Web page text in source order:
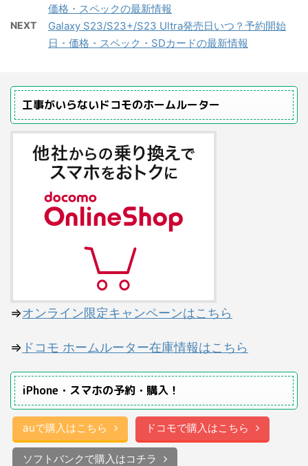
価格・スペックの最新情報
NEXT
Galaxy S23/S23+/S23 Ultra発売日いつ？予約開始
日・価格・スペック・SDカードの最新情報
工事がいらないドコモのホームルーター
⇒オンライン限定キャンペーンはこちら
⇒ ドコモ ホームルーター在庫情報はこちら
iPhone・スマホの予約・購入！
auで購入はこちら ドコモで購入はこちら
ソフトバンクで購入はコチラ